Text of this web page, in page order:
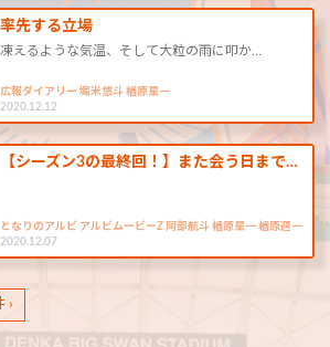
率先する立場
凍えるような気温、そして大粒の雨に叩か…
広報ダイアリー 堀米悠斗 楢原星一
2020.12.12
【シーズン3の最終回！】また会う日まで…
となりのアルビ アルビムービーZ 阿部航斗 楢原星一 楢原週一
2020.12.07
›